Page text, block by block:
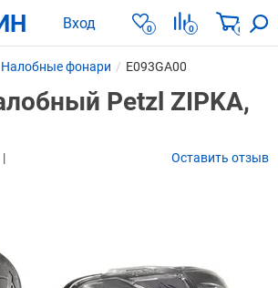
Вход 0 0 0
Налобные фонари E093GA00
Petzl ZIPKA,
Оставить отзыв